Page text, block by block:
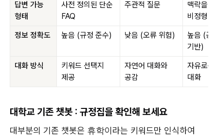
답변 가능
형태
사전 정의된 단순
FAQ
주관적 질문
맥락을
비정형
정보 정확도 높음 (규정 준수) 낮음 (오류 위험)
높음 (공
기반)
대화 방식
키워드 선택지
제공
자연어 대화와
공감
자유로운
대화
대학교 기존 챗봇 : 규정집을 확인해 보세요
대부분의 기존 챗봇은 휴학이라는 키워드만 인식하여